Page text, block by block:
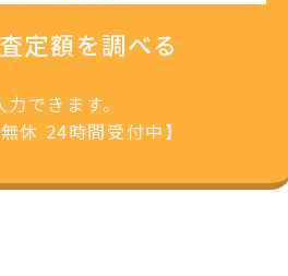
定額を調べる
できます。
休 24時間受付中】